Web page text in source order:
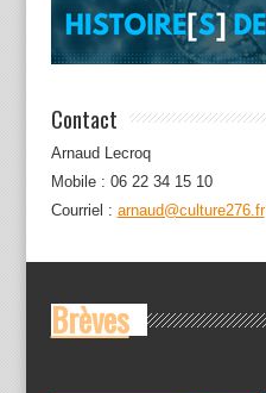
Contact
Arnaud Lecroq
Mobile : 06 22 34 15 10
Courriel : arnaud@culture276.fr
Brèves